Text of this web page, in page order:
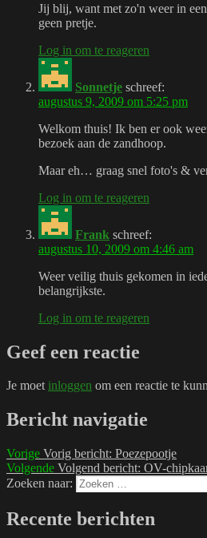
Jij blij, want met zo'n weer in
geen pretje.
Log in om te reageren
Sonnetje schreef:
augustus 9, 2009 om 5:25 pm
Welkom thuis! Ik ben er ook
bezoek aan de zandhoop.
Maar eh… graag snel foto's &
Log in om te reageren
Frank schreef:
augustus 10, 2009 om 4:46 am
Weer veilig thuis gekomen in
belangrijkste.
Log in om te reageren
Geef een reactie
Je moetinloggen om een reactie te
Bericht navigatie
Vorige Vorig bericht: Poezepootje
Volgende Volgend bericht: OV-
Zoeken naar:
Recente berichten